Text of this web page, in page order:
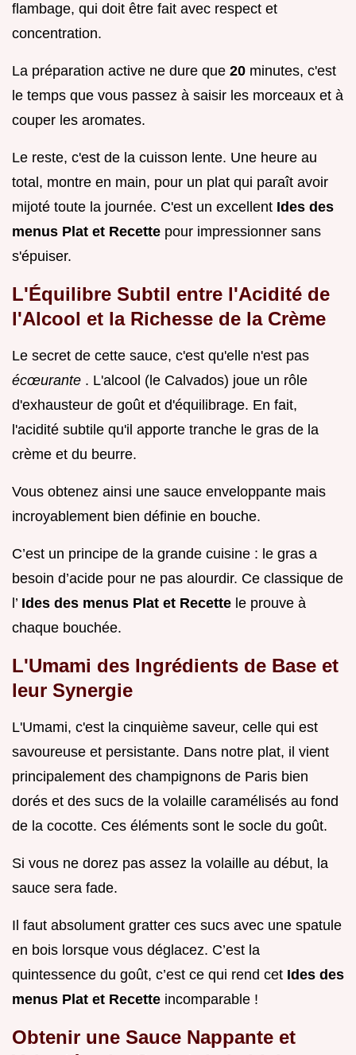
flambage, qui doit être fait avec respect et
concentration.
La préparation active ne dure que 20 minutes, c'est
le temps que vous passez à saisir les morceaux et à
couper les aromates.
Le reste, c'est de la cuisson lente. Une heure au
total, montre en main, pour un plat qui paraît avoir
mijoté toute la journée. C'est un excellent Ides des
menus Plat et Recette pour impressionner sans
s'épuiser.
L'Équilibre Subtil entre l'Acidité de
l'Alcool et la Richesse de la Crème
Le secret de cette sauce, c'est qu'elle n'est pas
écœurante . L'alcool (le Calvados) joue un rôle
d'exhausteur de goût et d'équilibrage. En fait,
l'acidité subtile qu'il apporte tranche le gras de la
crème et du beurre.
Vous obtenez ainsi une sauce enveloppante mais
incroyablement bien définie en bouche.
C’est un principe de la grande cuisine : le gras a
besoin d’acide pour ne pas alourdir. Ce classique de
l’ Ides des menus Plat et Recette le prouve à
chaque bouchée.
L'Umami des Ingrédients de Base et
leur Synergie
L'Umami, c'est la cinquième saveur, celle qui est
savoureuse et persistante. Dans notre plat, il vient
principalement des champignons de Paris bien
dorés et des sucs de la volaille caramélisés au fond
de la cocotte. Ces éléments sont le socle du goût.
Si vous ne dorez pas assez la volaille au début, la
sauce sera fade.
Il faut absolument gratter ces sucs avec une spatule
en bois lorsque vous déglacez. C’est la
quintessence du goût, c’est ce qui rend cet Ides des
menus Plat et Recette incomparable !
Obtenir une Sauce Nappante et